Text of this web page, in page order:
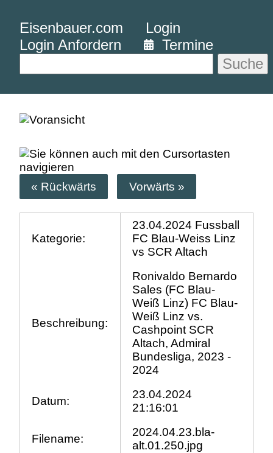
Eisenbauer.com
Login
Login Anfordern
Termine
Suche
« Rückwärts Vorwärts »
Kategorie:
23.04.2024 Fussball
FC Blau-Weiss Linz
vs SCR Altach
Beschreibung:
Ronivaldo Bernardo
Sales (FC Blau-
Weiß Linz) FC Blau-
Weiß Linz vs.
Cashpoint SCR
Altach, Admiral
Bundesliga, 2023 -
2024
Datum:
23.04.2024
21:16:01
Filename:
2024.04.23.bla-
alt.01.250.jpg